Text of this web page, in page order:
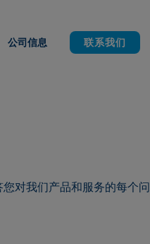
公司信息 联系我们
对我们产品和服务的每个问